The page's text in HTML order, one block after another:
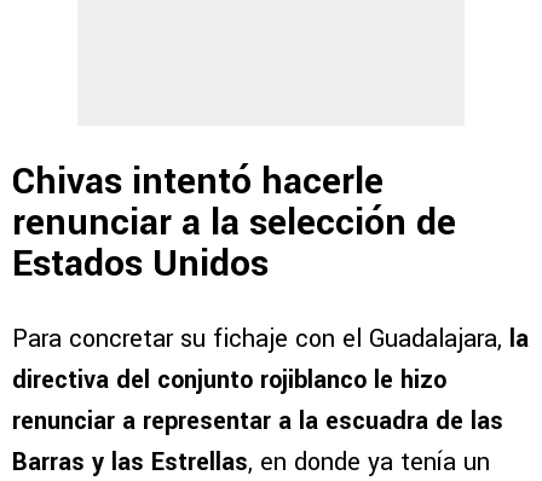
Chivas intentó hacerle
renunciar a la selección de
Estados Unidos
Para concretar su fichaje con el Guadalajara, la
directiva del conjunto rojiblanco le hizo
renunciar a representar a la escuadra de las
Barras y las Estrellas, en donde ya tenía un